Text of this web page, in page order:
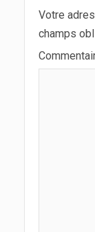
Votre
champs